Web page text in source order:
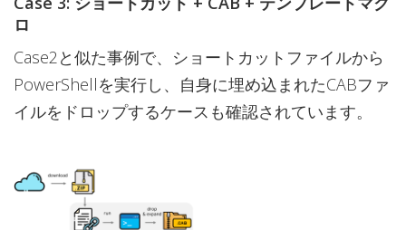
ロ
Case2と似た事例で、ショートカットファイルから
PowerShellを実行し、自身に埋め込まれたCABファ
イルをドロップするケースも確認されています。